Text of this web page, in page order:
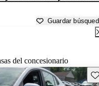
Guardar
del concesionario